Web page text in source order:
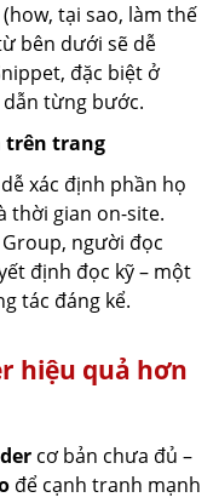
tại sao, làm thế
bên dưới sẽ dễ
đặc biệt ở
từng bước.
trên trang
xác định phần họ
thời gian on-site.
người đọc
định đọc kỹ – một
tác đáng kể.
hiệu quả hơn
cơ bản chưa đủ –
để cạnh tranh mạnh